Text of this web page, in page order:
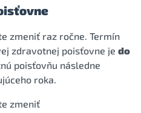
zmeniť raz ročne. Termín
zdravotnej poisťovne je do
poisťovňu následne
roka.
zmeniť